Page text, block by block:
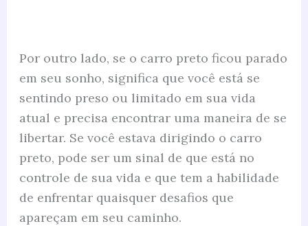
Por outro lado, se o carro preto ficou parado
em seu sonho, significa que você está se
sentindo preso ou limitado em sua vida
atual e precisa encontrar uma maneira de se
libertar. Se você estava dirigindo o carro
preto, pode ser um sinal de que está no
controle de sua vida e que tem a habilidade
de enfrentar quaisquer desafios que
apareçam em seu caminho.